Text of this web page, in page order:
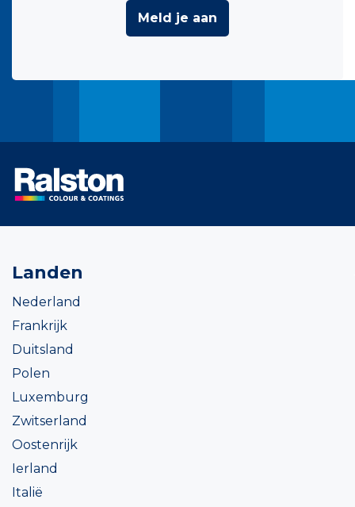
Meld je aan
Landen
Nederland
Frankrijk
Duitsland
Polen
Luxemburg
Zwitserland
Oostenrijk
Ierland
Italië